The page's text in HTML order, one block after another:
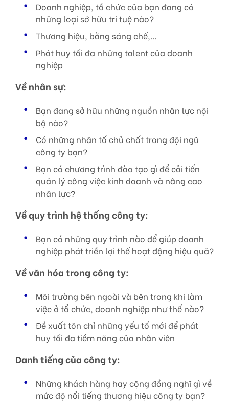
Doanh nghiệp, tổ chức của bạn đang có
những loại sở hữu trí tuệ nào?
Thương hiệu, bằng sáng chế,…
Phát huy tối đa những talent của doanh
nghiệp
Về nhân sự:
Bạn đang sở hữu những nguồn nhân lực nội
bộ nào?
Có những nhân tố chủ chốt trong đội ngũ
công ty bạn?
Bạn có chương trình đào tạo gì để cải tiến
quản lý công việc kinh doanh và nâng cao
nhân lực?
Về quy trình hệ thống công ty:
Bạn có những quy trình nào để giúp doanh
nghiệp phát triển lợi thế hoạt động hiệu quả?
Về văn hóa trong công ty:
Môi trường bên ngoài và bên trong khi làm
việc ở tổ chức, doanh nghiệp như thế nào?
Đề xuất tôn chỉ những yếu tố mới để phát
huy tối đa tiềm năng của nhân viên
Danh tiếng của công ty:
Những khách hàng hay cộng đồng nghĩ gì về
mức độ nổi tiếng thương hiệu công ty bạn?